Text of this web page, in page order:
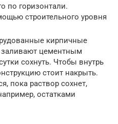
по горизонтали.
строительного уровня
кирпичные
заливают цементным
сохнуть. Чтобы внутрь
стоит накрыть.
пока раствор сохнет,
остатками